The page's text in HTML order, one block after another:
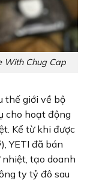
With Chug Cap
thế giới về bộ
cho hoạt động
Kể từ khi được
YETI đã bán
tạo doanh
ty tỷ đô sau